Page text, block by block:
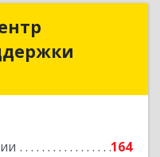
164
поддержки
Подробнее